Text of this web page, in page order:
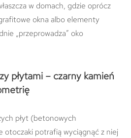
w domach, gdzie oprócz
okna albo elementy
„przeprowadza” oko
płytami – czarny kamień
płyt (betonowych
otoczaki potrafią wyciągnąć z niej